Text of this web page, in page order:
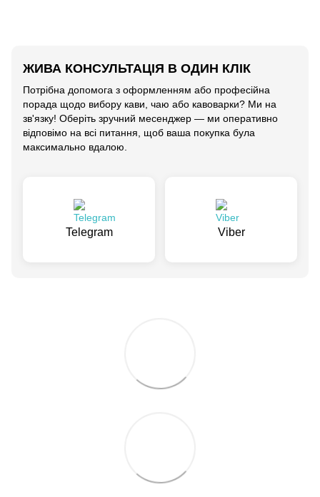
ЖИВА КОНСУЛЬТАЦІЯ В ОДИН КЛІК
Потрібна допомога з оформленням або професійна
порада щодо вибору кави, чаю або кавоварки? Ми на
зв'язку! Оберіть зручний месенджер — ми оперативно
відповімо на всі питання, щоб ваша покупка була
максимально вдалою.
Telegram Viber